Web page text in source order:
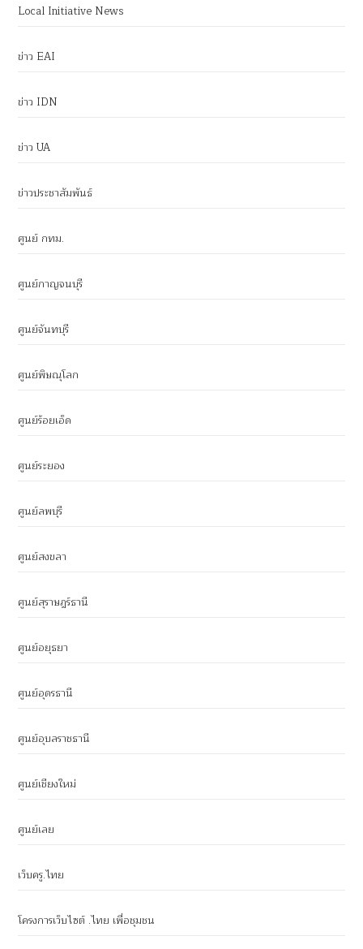
Local Initiative News
ข่าว EAI
ข่าว IDN
ข่าว UA
ข่าวประชาสัมพันธ์
ศูนย์ กทม.
ศูนย์กาญจนบุรี
ศูนย์จันทบุรี
ศูนย์พิษณุโลก
ศูนย์ร้อยเอ็ด
ศูนย์ระยอง
ศูนย์ลพบุรี
ศูนย์สงขลา
ศูนย์สุราษฎร์ธานี
ศูนย์อยุธยา
ศูนย์อุดรธานี
ศูนย์อุบลราชธานี
ศูนย์เชียงใหม่
ศูนย์เลย
เว็บครู.ไทย
โครงการเว็บไซต์ .ไทย เพื่อชุมชน